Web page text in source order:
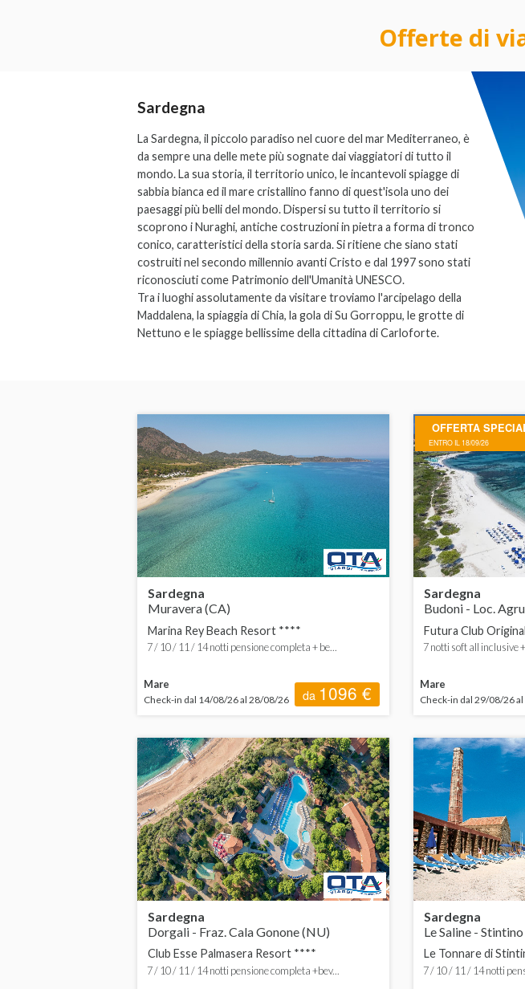
Offerte di
Sardegna
La Sardegna, il piccolo paradiso nel cuore del mar Mediterraneo, è
da sempre una delle mete più sognate dai viaggiatori di tutto il
mondo. La sua storia, il territorio unico, le incantevoli spiagge di
sabbia bianca ed il mare cristallino fanno di quest'isola uno dei
paesaggi più belli del mondo. Dispersi su tutto il territorio si
scoprono i Nuraghi, antiche costruzioni in pietra a forma di tronco
conico, caratteristici della storia sarda. Si ritiene che siano stati
costruiti nel secondo millennio avanti Cristo e dal 1997 sono stati
riconosciuti come Patrimonio dell'Umanità UNESCO.
Tra i luoghi assolutamente da visitare troviamo l'arcipelago della
Maddalena, la spiaggia di Chia, la gola di Su Gorroppu, le grotte di
Nettuno e le spiagge bellissime della cittadina di Carloforte.
Sardegna
Muravera (CA)
Marina Rey Beach Resort ****
7 / 10 / 11 / 14 notti pensione completa + be...
Mare
Check-in dal 14/08/26 al 28/08/26 da 1096 €
OFFERTA
ENTRO IL 18/09/26
Sardegna
Budoni - Loc.
Futura Club
7 notti soft all inclusive
Mare
Check-in dal 29/08/26
Sardegna
Dorgali - Fraz. Cala Gonone (NU)
Club Esse Palmasera Resort ****
7 / 10 / 11 / 14 notti pensione completa +bev...
Sardegna
Le Saline - Stintino
Le Tonnare di
7 / 10 / 11 / 14 notti